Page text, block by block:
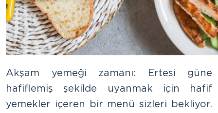
Akşam yemeği zamanı: Ertesi güne
hafiflemiş şekilde uyanmak için hafif
yemekler içeren bir menü sizleri bekliyor.